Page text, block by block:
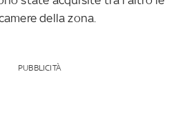
della zona.
PUBBLICITÀ